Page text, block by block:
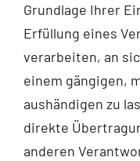
Grundlage Ihrer
Erfüllung eines
verarbeiten, an
einem gängigen,
aushändigen zu
direkte
anderen